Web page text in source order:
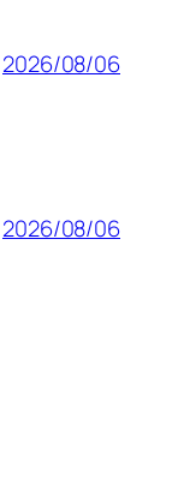
2026/08/06
2026/08/06